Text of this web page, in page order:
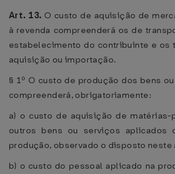
Art. 13. O custo de aquisição de
à revenda compreenderá os de
estabelecimento do contribuinte e os
aquisição ou importação.
§ 1º O custo de produção dos bens
compreenderá, obrigatoriamente:
a) o custo de aquisição de matérias-
outros bens ou serviços aplicados
produção, observado o disposto neste
b) o custo do pessoal aplicado na